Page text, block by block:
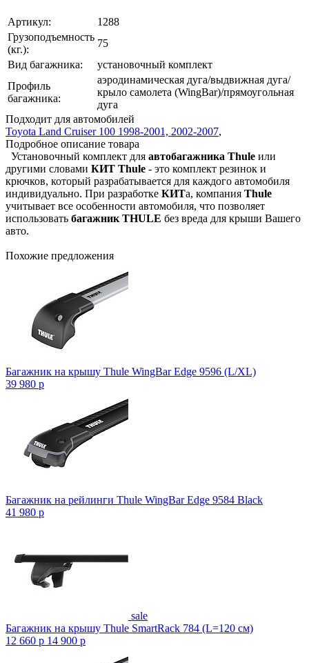
Артикул:
1288
Грузоподъемность
(кг.):
75
Вид багажника:
установочный комплект
Профиль
багажника:
аэродинамическая дуга/выдвижная дуга/
крыло самолета (WingBar)/прямоугольная
дуга
Подходит для автомобилей
Toyota Land Cruiser 100 1998-2001, 2002-2007,
Подробное описание товара
Установочный комплект для автобагажника Thule или
другими словами КИТ Thule - это комплект резинок и
крючков, который разрабатывается для каждого автомобиля
индивидуально. При разработке КИТа, компания Thule
учитывает все особенности автомобиля, что позволяет
использовать багажник THULE без вреда для крыши Вашего
авто.
Похожие предложения
Багажник на крышу Thule WingBar Edge 9596 (L/XL)
39 980 p
Багажник на рейлинги Thule WingBar Edge 9584 Black
41 980 p
sale
Багажник на крышу Thule SmartRack 784 (L=120 см)
12 660 p 14 900 p